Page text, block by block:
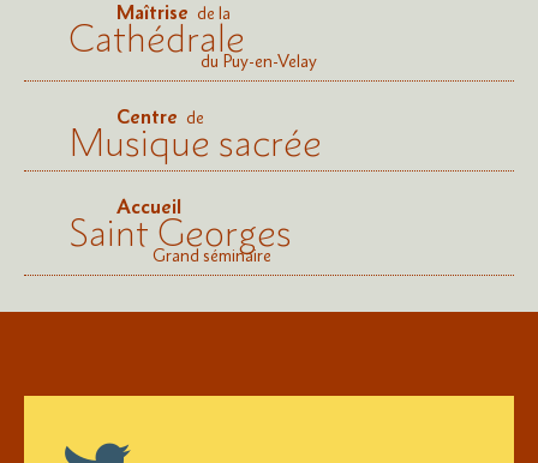
Maîtrise de la
Cathédraledu Puy-en-Velay
Centre de
Musique sacrée
Accueil
Saint Georges
Grand séminaire